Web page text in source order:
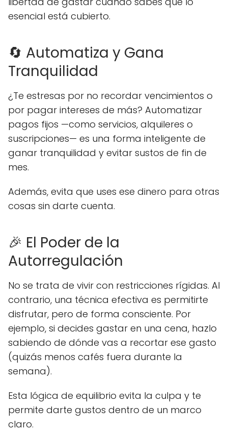
esencial está cubierto.
🔄 Automatiza y Gana
Tranquilidad
¿Te estresas por no recordar vencimientos o
por pagar intereses de más? Automatizar
pagos fijos —como servicios, alquileres o
suscripciones— es una forma inteligente de
ganar tranquilidad y evitar sustos de fin de
mes.
Además, evita que uses ese dinero para otras
cosas sin darte cuenta.
🎉 El Poder de la
Autorregulación
No se trata de vivir con restricciones rígidas. Al
contrario, una técnica efectiva es permitirte
disfrutar, pero de forma consciente. Por
ejemplo, si decides gastar en una cena, hazlo
sabiendo de dónde vas a recortar ese gasto
(quizás menos cafés fuera durante la
semana).
Esta lógica de equilibrio evita la culpa y te
permite darte gustos dentro de un marco
claro.